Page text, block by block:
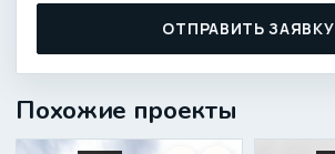
ОТПРАВИТЬ ЗАЯВКУ
Похожие проекты